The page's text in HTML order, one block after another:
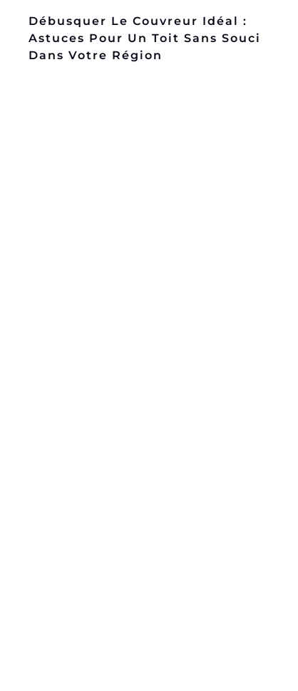
Débusquer Le Couvreur Idéal :
Astuces Pour Un Toit Sans Souci
Dans Votre Région